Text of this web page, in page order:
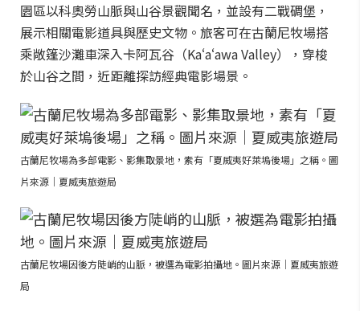
園區以科奧勞山脈與山谷景觀聞名，並設有二戰碉堡，
展示相關電影道具與歷史文物。旅客可在古蘭尼牧場搭
乘敞篷沙灘車深入卡阿瓦谷（Kaʻaʻawa Valley），穿梭
於山谷之間，近距離探訪經典電影場景。
古蘭尼牧場為多部電影、影集取景地，素有「夏威夷好萊塢後場」之稱。圖
片來源｜夏威夷旅遊局
古蘭尼牧場因後方陡峭的山脈，被選為電影拍攝地。圖片來源｜夏威夷旅遊
局